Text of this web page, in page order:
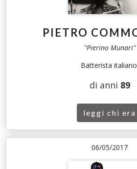
PIETRO
"Pierino Munari"
Batterista
di anni 89
leggi chi era
06/05/2017